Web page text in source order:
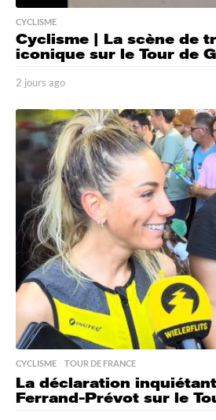
CYCLISME
Cyclisme | La scène de
iconique sur le Tour de
2 jours ago
o
u
r
s
a
g
o
CYCLISME ,TOUR DE FRANCE
La déclaration
Ferrand-Prévot sur le